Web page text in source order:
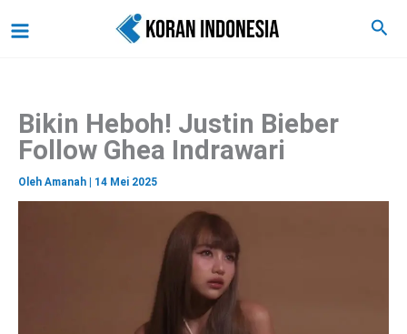
ke
Cari
Bikin Heboh! Justin Bieber
Follow Ghea Indrawari
Oleh Amanah 14 Mei 2025
a